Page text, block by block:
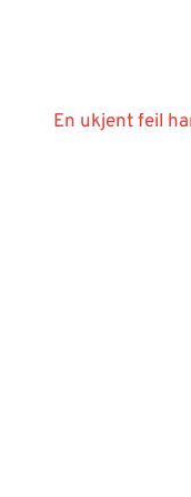
En ukjent feil